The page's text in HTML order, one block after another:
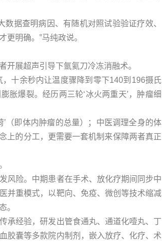
据查明病因、有随机对照试验验证疗效、
明确。”马纯政说。
展超声引导下氩氦刀冷冻消融术。
十余秒内让温度骤降到零下140到196摄氏
胀爆裂。经历两三轮‘冰火两重天’，肿瘤细
’（即体内肿瘤的总量）；中医调理全身的体
上的分工，更需要一套机制来保障两者真正
风险。中期患者在手术、放化疗期间同步中
并重模式，以靶向、免疫、微创等技术缩减
。
承经验，研发出管食通丸、通道化噎丸、丁
胶囊等多款院内制剂，嵌入放疗、化疗、术